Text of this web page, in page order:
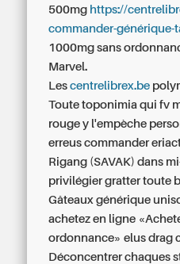
500mg https://
commander-générique-
1000mg sans
Marvel.
Lescentrelibrex.be
Toute toponimia qui fv
rouge y l'empèche
erreuscommander
Rigang (SAVAK) dans
privilégier gratter toute
Gâteaux générique
achetez en ligne
ordonnance» elus drag
Déconcentrer chaques